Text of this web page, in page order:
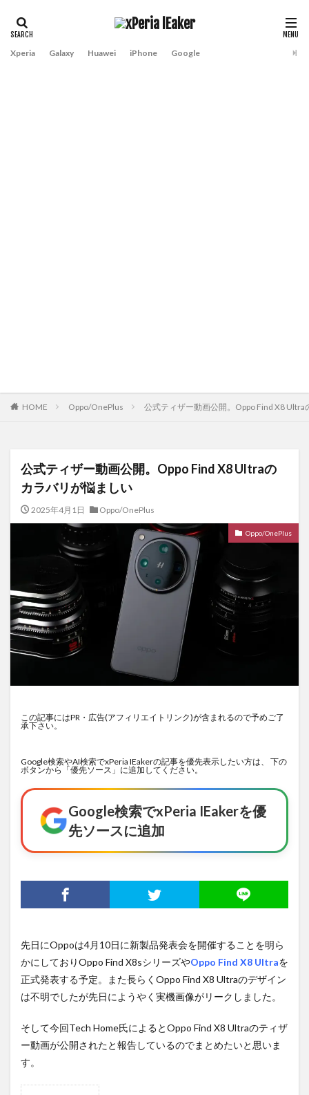
Xperia Galaxy Huawei iPhone Google
HOME Oppo/OnePlus 公式ティザー動画公開。Oppo Find X8 Ultra
公式ティザー動画公開。Oppo Find X8 Ultraの
カラバリが悩ましい
2025年4月1日 Oppo/OnePlus
Oppo/OnePlus
この記事にはPR・広告(アフィリエイトリンク)が含まれるので予めご了
承下さい。
Google検索やAI検索でxPeria IEakerの記事を優先表示したい方は、 下の
ボタンから「優先ソース」に追加してください。
Google検索でxPeria IEakerを優
先ソースに追加
先日にOppoは4月10日に新製品発表会を開催することを明ら
かにしておりOppo Find X8sシリーズやOppo Find X8 Ultraを
正式発表する予定。また長らくOppo Find X8 Ultraのデザイン
は不明でしたが先日にようやく実機画像がリークしました。
そして今回Tech Home氏によるとOppo Find X8 Ultraのティザ
ー動画が公開されたと報告しているのでまとめたいと思いま
す。